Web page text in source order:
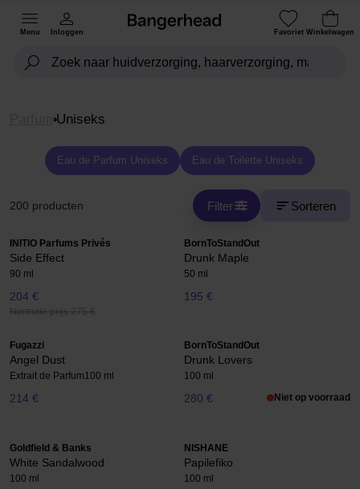
Menu Inloggen Favoriet Winkelwagen
Uniseks
Eau de Parfum Uniseks Eau de Toilette Uniseks
200 producten Filter Sorteren
INITIO Parfums Privés
Side Effect
90 ml
204 €
Normale prijs 275 €
BornToStandOut
Drunk Maple
50 ml
195 €
Fugazzi
Angel Dust
Extrait de Parfum100 ml
214 €
BornToStandOut
Drunk Lovers
100 ml
280 € Niet op voorraad
Goldfield & Banks
White Sandalwood
100 ml
NISHANE
Papilefiko
100 ml